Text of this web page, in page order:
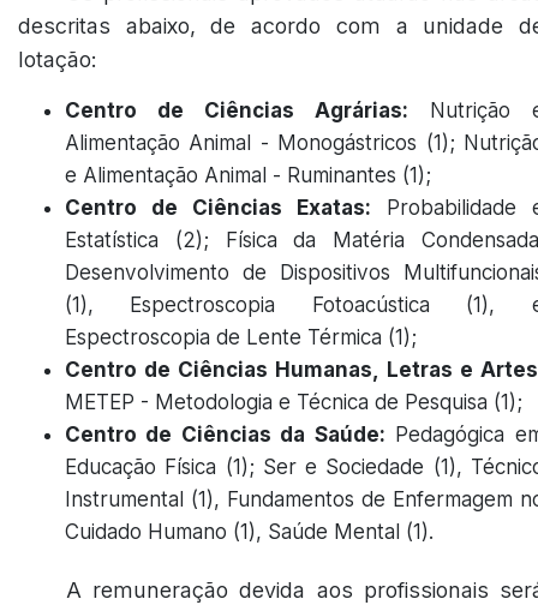
descritas abaixo, de acordo com a unidade
lotação:
Centro de Ciências Agrárias: Nutrição
Alimentação Animal - Monogástricos (1);
e Alimentação Animal - Ruminantes (1);
Centro de Ciências Exatas: Probabilidade
Estatística (2); Física da Matéria
Desenvolvimento de Dispositivos
(1), Espectroscopia Fotoacústica (1),
Espectroscopia de Lente Térmica (1);
Centro de Ciências Humanas, Letras e
METEP - Metodologia e Técnica de Pesquisa (1);
Centro de Ciências da Saúde: Pedagógica
Educação Física (1); Ser e Sociedade (1),
Instrumental (1), Fundamentos de Enfermagem
Cuidado Humano (1), Saúde Mental (1).
A remuneração devida aos profissionais